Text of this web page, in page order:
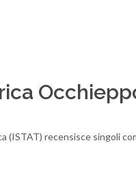
(ISTAT) recensisce singoli